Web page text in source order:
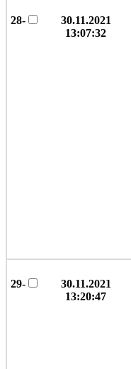
28-
30.11.2021
13:07:32
29-
30.11.2021
13:20:47